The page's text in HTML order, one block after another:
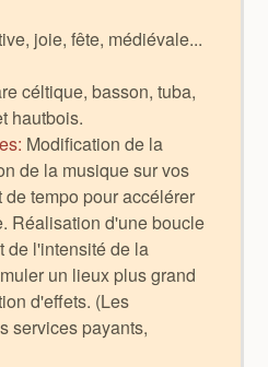
joie, fête, médiévale...
céltique, basson, tuba,
hautbois.
Modification de la
de la musique sur vos
tempo pour accélérer
Réalisation d'une boucle
de l'intensité de la
un lieux plus grand
d'effets. (Les
services payants,